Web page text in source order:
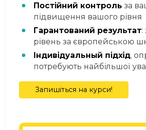
Постійний контроль за
підвищення вашого рівня
Гарантований результат:
рівень за європейською
Індивідуальный підхід,
потребують найбільшої
Запишіться на курси!